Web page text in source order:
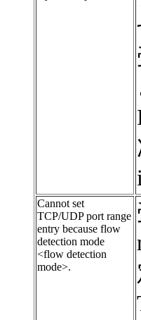
Cannot set
TCP/UDP port range
entry because flow
detection mode
<flow detection
mode>.